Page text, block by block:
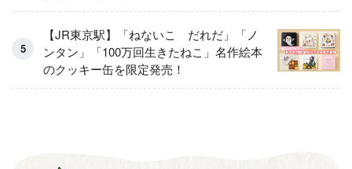
【JR東京駅】「ねないこ だれだ」「ノ
ンタン」「100万回生きたねこ」名作絵本
のクッキー缶を限定発売！